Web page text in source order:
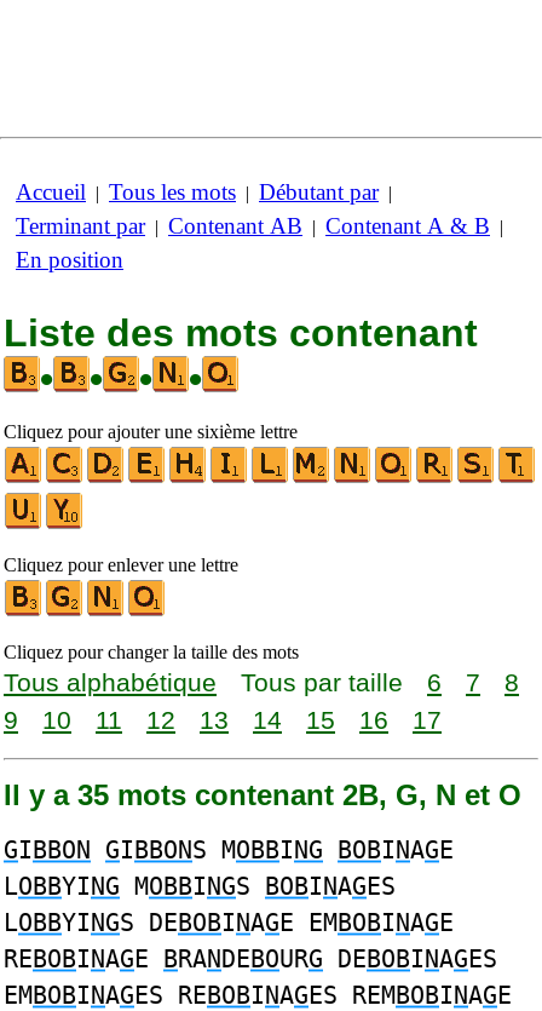
Accueil | Tous les mots | Débutant par|
Terminant par| Contenant AB | Contenant A & B |
En position
Liste des mots contenant
•
• • •
Cliquez pour ajouter une sixième lettre
Cliquez pour enlever une lettre
Cliquez pour changer la taille des mots
Tous alphabétique Tous par taille 6 7
8
9
10 11 12 13 14 15 16 17
Il y a 35 mots contenant 2B, G, N et O
GIBBON GIBBONS MOBBING BOBINAGE
LOBBYING MOBBINGS BOBINAGES
LOBBYINGS DEBOBINAGE EMBOBINAGE
REBOBINAGE BRANDEBOURG DEBOBINAGES
EMBOBINAGES REBOBINAGES REMBOBINAGE